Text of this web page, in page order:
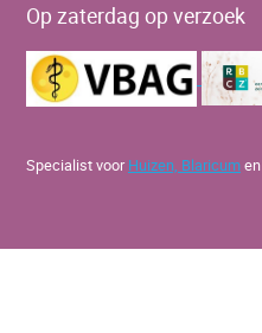
Op zaterdag op verzoek
Specialist voor Huizen, Blaricumen